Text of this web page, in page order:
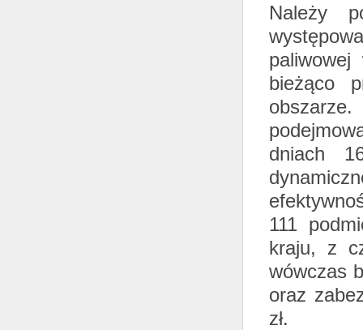
Należy
bieżąco
dniach
111
kraju, z
wówczas
oraz
zł.